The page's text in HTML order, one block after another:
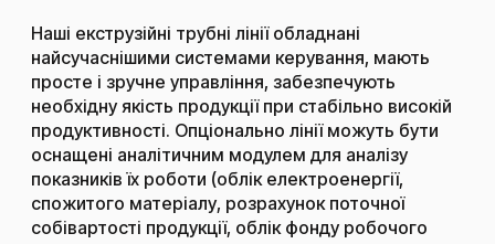
Наші екструзійні трубні лінії обладнані
найсучаснішими системами керування, мають
просте і зручне управління, забезпечують
необхідну якість продукції при стабільно високій
продуктивності. Опціонально лінії можуть бути
оснащені аналітичним модулем для аналізу
показників їх роботи (облік електроенергії,
спожитого матеріалу, розрахунок поточної
собівартості продукції, облік фонду робочого